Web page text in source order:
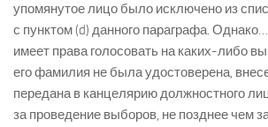
упомянутое лицо было исключено из
с пунктом (d) данного параграфа.
имеет права голосовать на каких-либо
его фамилия не была удостоверена,
передана в канцелярию должностного
за проведение выборов, не позднее чем